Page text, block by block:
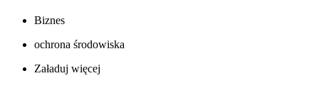
Biznes
ochrona środowiska
Załaduj więcej